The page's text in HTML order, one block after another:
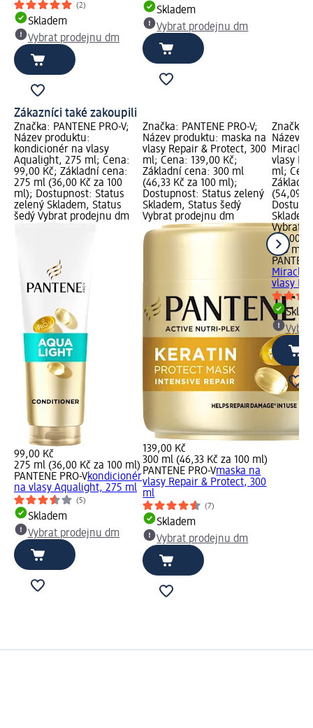
(2)
Skladem
Vybrat prodejnu dm
Skladem
Vybrat prodejnu dm
Zákazníci také zakoupili
Značka: PANTENE PRO-V;
Název produktu:
kondicionér na vlasy
Aqualight, 275 ml; Cena:
99,00 Kč; Základní cena:
275 ml (36,00 Kč za 100
ml); Dostupnost: Status
zelený Skladem, Status
šedý Vybrat prodejnu dm
99,00 Kč
275 ml (36,00 Kč za 100 ml)
PANTENE PRO-Vkondicionér
na vlasy Aqualight, 275 ml
(5)
Skladem
Vybrat prodejnu dm
Značka: PANTENE PRO-V;
Název produktu: maska na
vlasy Repair & Protect, 300
ml; Cena: 139,00 Kč;
Základní cena: 300 ml
(46,33 Kč za 100 ml);
Dostupnost: Status zelený
Skladem, Status šedý
Vybrat prodejnu dm
139,00 Kč
300 ml (46,33 Kč za 100 ml)
PANTENE PRO-Vmaska na
vlasy Repair & Protect, 300
ml
(7)
Skladem
Vybrat prodejnu dm
Značka:
Název
Miracle
vlasy
ml;
(54,09
Vybrat
119,00
220 ml
Miracle
vlasy